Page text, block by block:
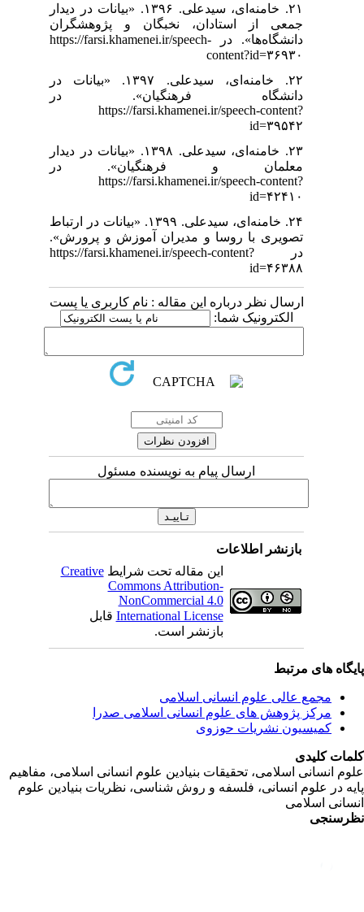
۲۱. خامنه‌ای، سیدعلی. ۱۳۹۶. «بیانات در دیدار
جمعی از استادان، نخبگان و پژوهشگران
دانشگاه‌ها». در https://farsi.khamenei.ir/speech-
content?id=۳۶۹۳۰
۲۲. خامنه‌ای، سیدعلی. ۱۳۹۷. «بیانات در
دانشگاه فرهنگیان». در
https://farsi.khamenei.ir/speech-content?
id=۳۹۵۴۲
۲۳. خامنه‌ای، سیدعلی. ۱۳۹۸. «بیانات در دیدار
معلمان و فرهنگیان». در
https://farsi.khamenei.ir/speech-content?
id=۴۲۴۱۰
۲۴. خامنه‌ای، سیدعلی. ۱۳۹۹. «بیانات در ارتباط
تصویری با روسا و مدیران آموزش و پرورش».
در https://farsi.khamenei.ir/speech-content?
id=۴۶۳۸۸
ارسال نظر درباره این مقاله : نام کاربری یا پست
الکترونیک شما:
ارسال پیام به نویسنده مسئول
بازنشر اطلاعات
این مقاله تحت شرایطCreative
Commons Attribution-
NonCommercial 4.0
International Licenseقابل
بازنشر است.
های مرتبط
مجمع عالی علوم انسانی اسلامی
مرکز پژوهش های علوم انسانی اسلامی صدرا
کمیسیون نشریات حوزوی
کلیدی
انسانی اسلامی، تحقیقات بنیادین علوم انسانی اسلامی، مفاهیم
در علوم انسانی، فلسفه و روش شناسی، نظریات بنیادین علوم
اسلامی